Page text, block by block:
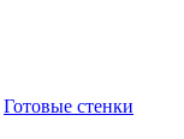
Готовые стенки